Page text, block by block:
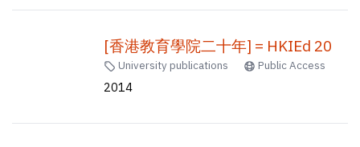
[香港教育學院二十年] = HKIEd 20
University publications Public Access
2014